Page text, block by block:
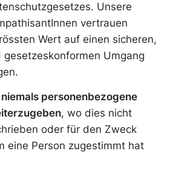
Unsere
vertrauen
Wert auf einen sicheren,
Umgang
personenbezogene
, wo dies nicht
oder für den Zweck
eine Person zugestimmt hat